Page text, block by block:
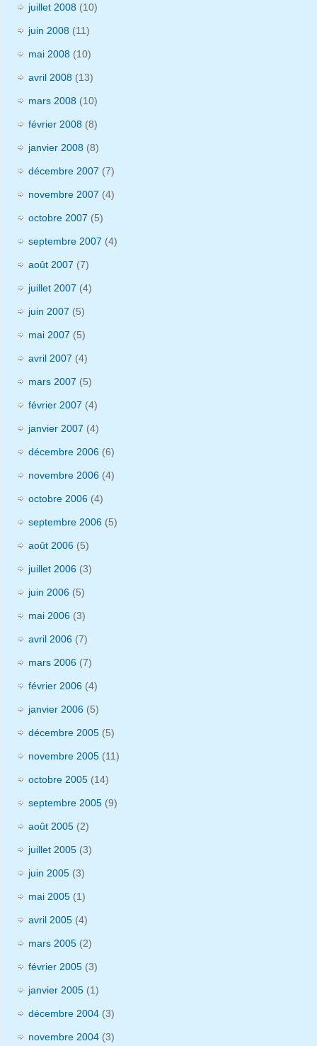
juillet 2008 (10)
juin 2008 (11)
mai 2008 (10)
avril 2008 (13)
mars 2008 (10)
février 2008 (8)
janvier 2008 (8)
décembre 2007 (7)
novembre 2007 (4)
octobre 2007 (5)
septembre 2007 (4)
août 2007 (7)
juillet 2007 (4)
juin 2007 (5)
mai 2007 (5)
avril 2007 (4)
mars 2007 (5)
février 2007 (4)
janvier 2007 (4)
décembre 2006 (6)
novembre 2006 (4)
octobre 2006 (4)
septembre 2006 (5)
août 2006 (5)
juillet 2006 (3)
juin 2006 (5)
mai 2006 (3)
avril 2006 (7)
mars 2006 (7)
février 2006 (4)
janvier 2006 (5)
décembre 2005 (5)
novembre 2005 (11)
octobre 2005 (14)
septembre 2005 (9)
août 2005 (2)
juillet 2005 (3)
juin 2005 (3)
mai 2005 (1)
avril 2005 (4)
mars 2005 (2)
février 2005 (3)
janvier 2005 (1)
décembre 2004 (3)
novembre 2004 (3)